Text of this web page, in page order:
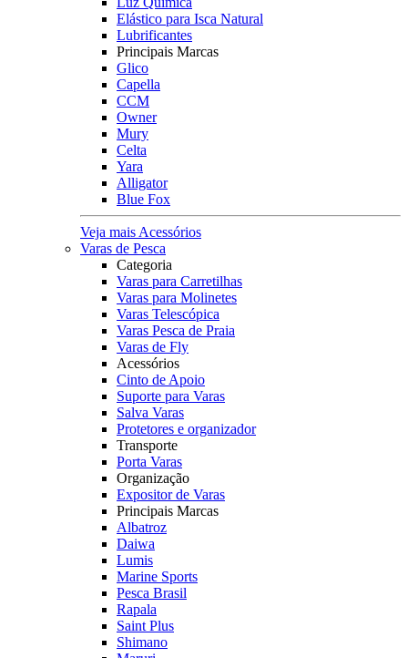
Elástico para Isca Natural
Lubrificantes
Principais Marcas
Glico
Capella
CCM
Owner
Mury
Celta
Yara
Alligator
Blue Fox
Veja mais Acessórios
Varas de Pesca
Categoria
Varas para Carretilhas
Varas para Molinetes
Varas Telescópica
Varas Pesca de Praia
Varas de Fly
Acessórios
Cinto de Apoio
Suporte para Varas
Salva Varas
Protetores e organizador
Transporte
Porta Varas
Organização
Expositor de Varas
Principais Marcas
Albatroz
Daiwa
Lumis
Marine Sports
Pesca Brasil
Rapala
Saint Plus
Shimano